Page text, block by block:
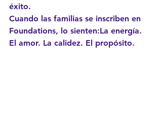
éxito.
Cuando las familias se inscriben en
Foundations, lo sienten:La energía.
El amor. La calidez. El propósito.